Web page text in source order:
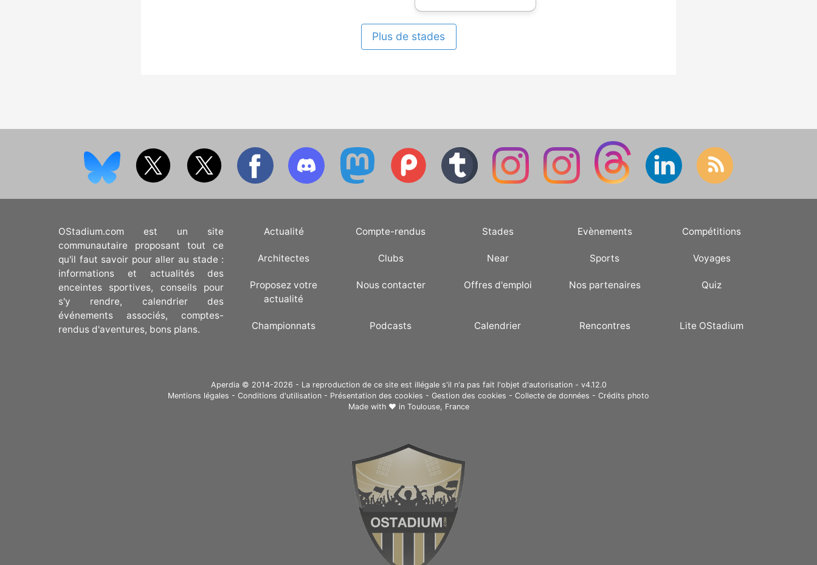
Plus de stades
OStadium.com est un site
communautaire proposant tout ce
qu'il faut savoir pour aller au stade :
informations et actualités des
enceintes sportives, conseils pour
s'y rendre, calendrier des
événements associés, comptes-
rendus d'aventures, bons plans.
Actualité Compte-rendus Stades Evènements Compétitions
Architectes Clubs Near Sports Voyages
Proposez votre
actualité
Nous contacter Offres d'emploi Nos partenaires Quiz
Championnats Podcasts Calendrier Rencontres Lite OStadium
Aperdia © 2014-2026 - La reproduction de ce site est illégale s'il n'a pas fait l'objet d'autorisation - v4.12.0
Mentions légales - Conditions d'utilisation - Présentation des cookies - Gestion des cookies - Collecte de données - Crédits photo
Made with ❤ in Toulouse, France